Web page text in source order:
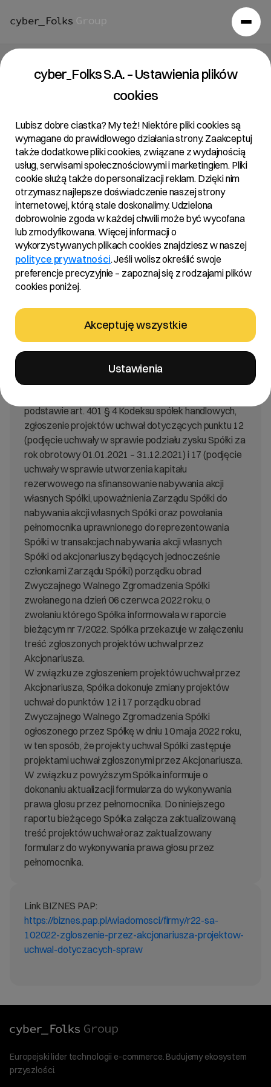
Raport bieżący 10/2022
Temat:
Zgłoszenie przez akcjonariusza projektów uchwał
dotyczących spraw objętej porządkiem obrad
Zwyczajnego Walnego Zgromadzenia R22 S.A.
zwołanego na dzień 06 czerwca 2022 roku
Podstawa prawna:
Art. 56 ust. 1 pkt 2 Ustawy o ofercie – informacje
bieżące i okresowe
Zarząd R22 S.A. „Spółka” informuje, że w dniu 31 maja
podstawie art. 401 § 4 Kodeksu spółek handlowych,
zgłoszenie projektów uchwał dotyczących punktu 12
(podjęcie uchwały w sprawie podziału zysku Spółki za
rok obrotowy 01.01.2021 – 31.12.2021) i 17 (podjęcie
uchwały w sprawie utworzenia kapitału
rezerwowego na sfinansowanie nabywania akcji
własnych Spółki, upoważnienia Zarządu Spółki do
nabywania akcji własnych Spółki oraz powołania
pełnomocnika uprawnionego do reprezentowania
Spółki w transakcjach nabywania akcji własnych
Spółki od akcjonariuszy będących jednocześnie
członkami Zarządu Spółki) porządku obrad
Zwyczajnego Walnego Zgromadzenia Spółki
zwołanego na dzień 06 czerwca 2022 roku, o
zwołaniu którego Spółka informowała w raporcie
bieżącym nr 7/2022. Spółka przekazuje w załączeniu
treść zgłoszonych projektów uchwał przez
Akcjonariusza.
W związku ze zgłoszeniem projektów uchwał przez
Akcjonariusza, Spółka dokonuje zmiany projektów
uchwał do punktów 12 i 17 porządku obrad
Zwyczajnego Walnego Zgromadzenia Spółki
ogłoszonego przez Spółkę w dniu 10 maja 2022 roku,
w ten sposób, że projekty uchwał Spółki zastępuje
projektami uchwał zgłoszonymi przez Akcjonariusza.
W związku z powyższym Spółka informuje o
dokonaniu aktualizacji formularza do wykonywania
prawa głosu przez pełnomocnika. Do niniejszego
raportu bieżącego Spółka załącza zaktualizowaną
treść projektów uchwał oraz zaktualizowany
formularz do wykonywania prawa głosu przez
pełnomocnika.
Link BIZNES PAP:
https://biznes.pap.pl/wiadomosci/firmy/r22-sa-
102022-zgloszenie-przez-akcjonariusza-projektow-
uchwal-dotyczacych-spraw
Europejski lider technologii e-commerce. Budujemy ekosystem
przyszłości.
cyber_Folks S.A. – Ustawienia plików
cookies
Lubisz dobre ciastka? My też! Niektóre pliki cookies są
wymagane do prawidłowego działania strony. Zaakceptuj
także dodatkowe pliki cookies, związane z wydajnością
usług, serwisami społecznościowymi i marketingiem. Pliki
cookie służą także do personalizacji reklam. Dzięki nim
otrzymasz najlepsze doświadczenie naszej strony
internetowej, którą stale doskonalimy. Udzielona
dobrowolnie zgoda w każdej chwili może być wycofana
lub zmodyfikowana. Więcej informacji o
wykorzystywanych plikach cookies znajdziesz w naszej
polityce prywatności. Jeśli wolisz określić swoje
preferencje precyzyjnie – zapoznaj się z rodzajami plików
cookies poniżej.
Akceptuję wszystkie
Ustawienia